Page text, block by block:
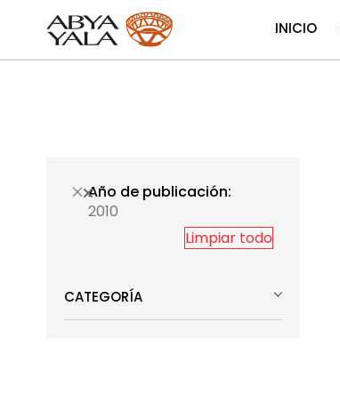
INICIO
Año de publicación
2010
Limpiar todo
CATEGORÍA